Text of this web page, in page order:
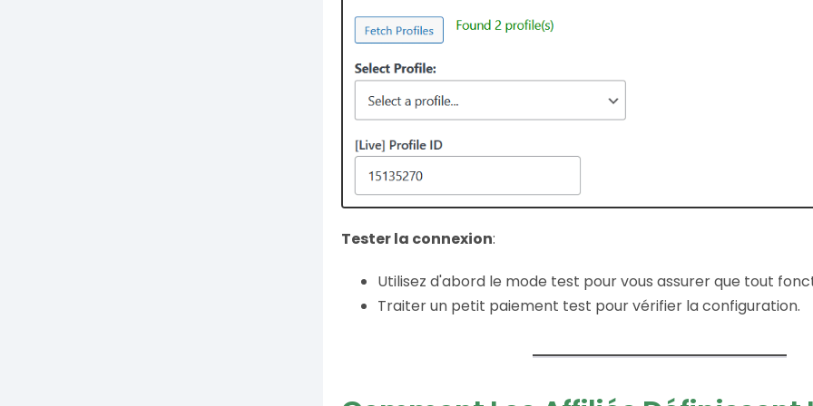
Tester la connexion:
Utilisez d'abord le mode test pour vous assurer que tout
Traiter un petit paiement test pour vérifier la configuration.